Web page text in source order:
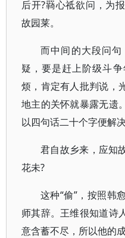
后开?羇心祗欲问，为
故园莱。
而中间的大段问
疑，要是赶上阶级斗
烦，肯定有人批判说，
地主的关怀就暴露无遗
以四句话二十个字便解
君自故乡来，应知
花未?
这种“偷”，按照韩
师其辞。王维很知道诗
意含蓄不尽，所以他的